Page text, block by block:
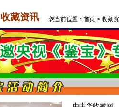
收藏资讯 您当前位置： 首页 > 收藏